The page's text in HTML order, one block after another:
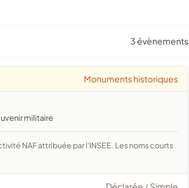
3 évènements
Monuments historiques
militaire